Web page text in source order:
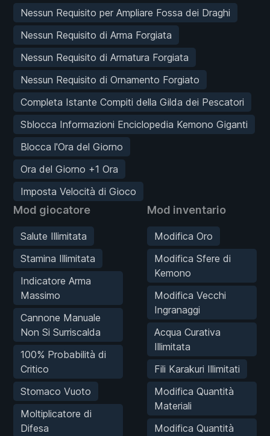
Nessun Requisito per Ampliare Fossa dei Draghi
Nessun Requisito di Arma Forgiata
Nessun Requisito di Armatura Forgiata
Nessun Requisito di Ornamento Forgiato
Completa Istante Compiti della Gilda dei Pescatori
Sblocca Informazioni Enciclopedia Kemono Giganti
Blocca l'Ora del Giorno
Ora del Giorno +1 Ora
Imposta Velocità di Gioco
Mod giocatore
Salute Illimitata
Stamina Illimitata
Indicatore Arma
Massimo
Cannone Manuale
Non Si Surriscalda
100% Probabilità di
Critico
Stomaco Vuoto
Moltiplicatore di
Difesa
Mod inventario
Modifica Oro
Modifica Sfere di
Kemono
Modifica Vecchi
Ingranaggi
Acqua Curativa
Illimitata
Fili Karakuri Illimitati
Modifica Quantità
Materiali
Modifica Quantità